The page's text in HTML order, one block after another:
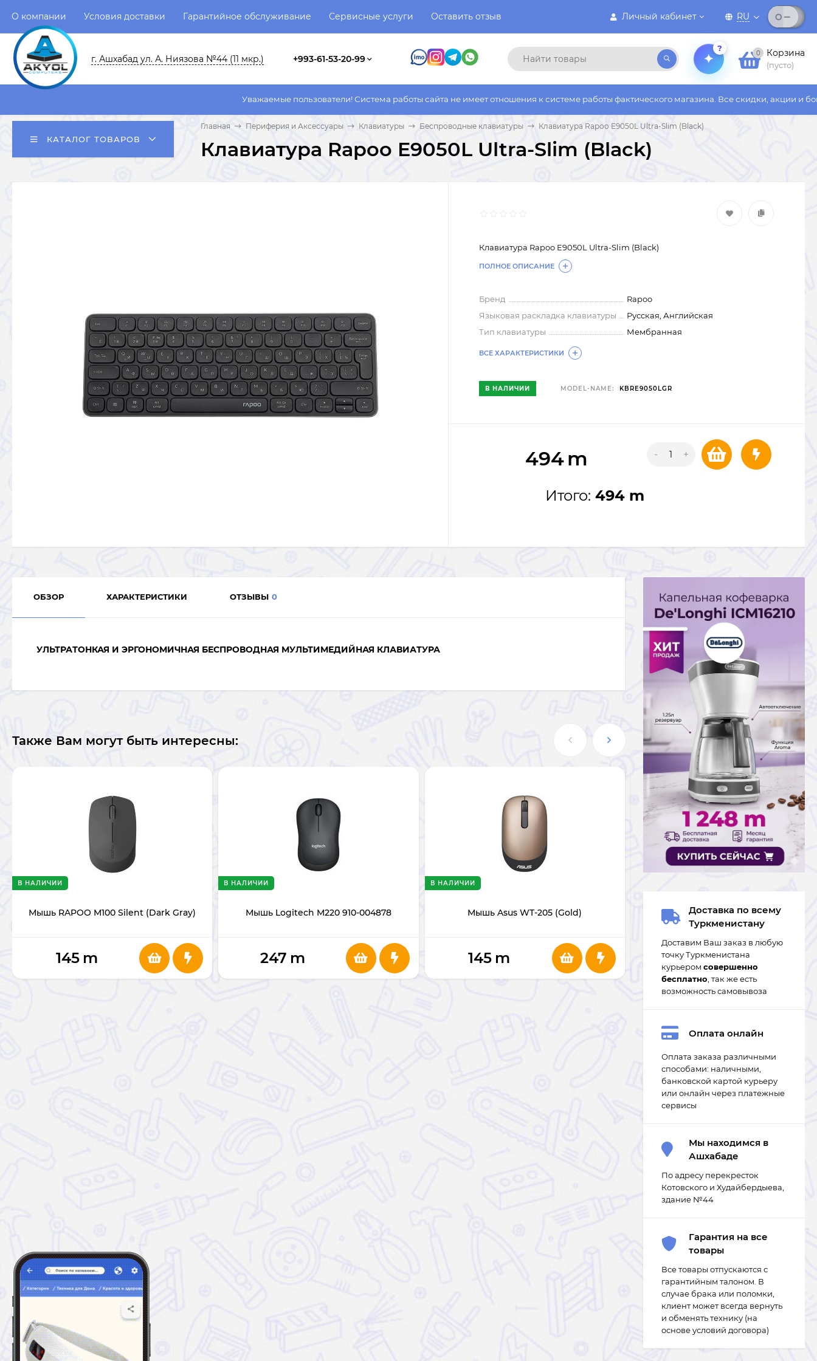
Личный кабинет RU
О компании Условия доставки Гарантийное обслуживание Сервисные услуги Оставить отзыв
г. Ашхабад ул. А. Ниязова №44 (11 мкр.) +993-61-53-20-99
?
0 Корзина
(пусто)
Уважаемые пользователи! Система работы сайта не имеет отношения к системе работы фактического магазина. Все скидки, акции и бонусы
КАТАЛОГ ТОВАРОВ
Главная Периферия и Аксессуары Клавиатуры Беспроводные клавиатуры Клавиатура Rapoo E9050L Ultra-Slim (Black)
Клавиатура Rapoo E9050L Ultra-Slim (Black)
Клавиатура Rapoo E9050L Ultra-Slim (Black)
ПОЛНОЕ ОПИСАНИЕ
Бренд
Rapoo
Языковая раскладка клавиатуры
Русская, Английская
Тип клавиатуры
Мембранная
ВСЕ ХАРАКТЕРИСТИКИ
В НАЛИЧИИ MODEL-NAME: KBRE9050LGR
494m - +
Итого: 494 m
ОБЗОР ХАРАКТЕРИСТИКИ ОТЗЫВЫ 0
УЛЬТРАТОНКАЯ И ЭРГОНОМИЧНАЯ БЕСПРОВОДНАЯ МУЛЬТИМЕДИЙНАЯ КЛАВИАТУРА
Также Вам могут быть интересны:
Мышь RAPOO M100 Silent (Dark Gray)
В НАЛИЧИИ
145 m
Мышь Logitech M220 910-004878
В НАЛИЧИИ
247 m
Мышь Asus WT-205 (Gold)
В НАЛИЧИИ
145 m
Мышь Redragon M810RGB-PRO Taipan
Pro
453m
Доставка по всему
Туркменистану
Доставим Ваш заказ в любую
точку Туркменистана
курьером совершенно
бесплатно , так же есть
возможность самовывоза
Оплата онлайн
Оплата заказа различными
способами: наличными,
банковской картой курьеру
или онлайн через платежные
сервисы
Мы находимся в
Ашхабаде
По адресу перекресток
Котовского и Худайбердыева,
здание №44
Гарантия на все
товары
Все товары отпускаются с
гарантийным талоном. В
случае брака или поломки,
клиент может всегда вернуть
и обменять технику (на
основе условий договора)